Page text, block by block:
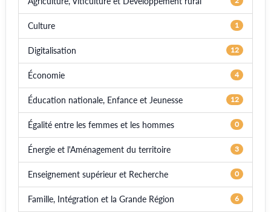
Culture 1
Digitalisation 12
Économie 4
Éducation nationale, Enfance et Jeunesse 12
Égalité entre les femmes et les hommes 0
Énergie et l'Aménagement du territoire 3
Enseignement supérieur et Recherche 0
Famille, Intégration et la Grande Région 6